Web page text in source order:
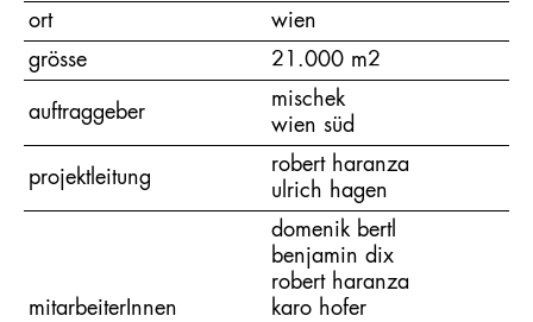
ort
wien
grösse
21.000 m2
auftraggeber
mischek
wien süd
projektleitung
robert haranza
ulrich hagen
mitarbeiterInnen
domenik bertl
benjamin dix
robert haranza
karo hofer